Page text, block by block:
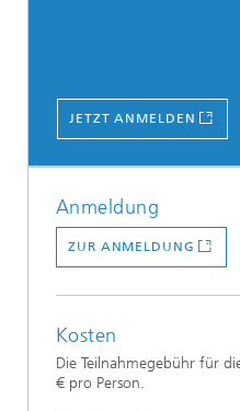
JETZT ANMELDEN
Anmeldung
ZUR ANMELDUNG
Kosten
​Die Teilnahmegebühr für
€ pro Person.